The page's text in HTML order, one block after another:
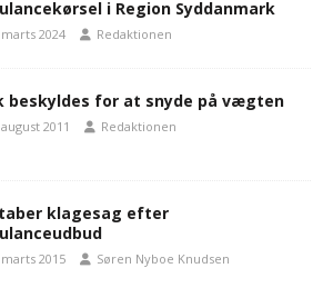
i Region Syddanmark
2024 Redaktionen
beskyldes for at snyde på vægten
2011 Redaktionen
taber klagesag efter
2015 Søren Nyboe Knudsen